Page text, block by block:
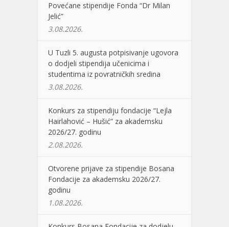
Povećane stipendije Fonda “Dr Milan
Jelić”
3.08.2026.
U Tuzli 5. augusta potpisivanje ugovora
o dodjeli stipendija učenicima i
studentima iz povratničkih sredina
3.08.2026.
Konkurs za stipendiju fondacije “Lejla
Hairlahović – Hušić” za akademsku
2026/27. godinu
2.08.2026.
Otvorene prijave za stipendije Bosana
Fondacije za akademsku 2026/27.
godinu
1.08.2026.